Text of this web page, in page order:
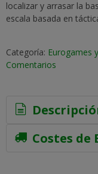
localizar y arrasar la
escala basada en
Categoría: Eurogames
Comentarios
Costes de